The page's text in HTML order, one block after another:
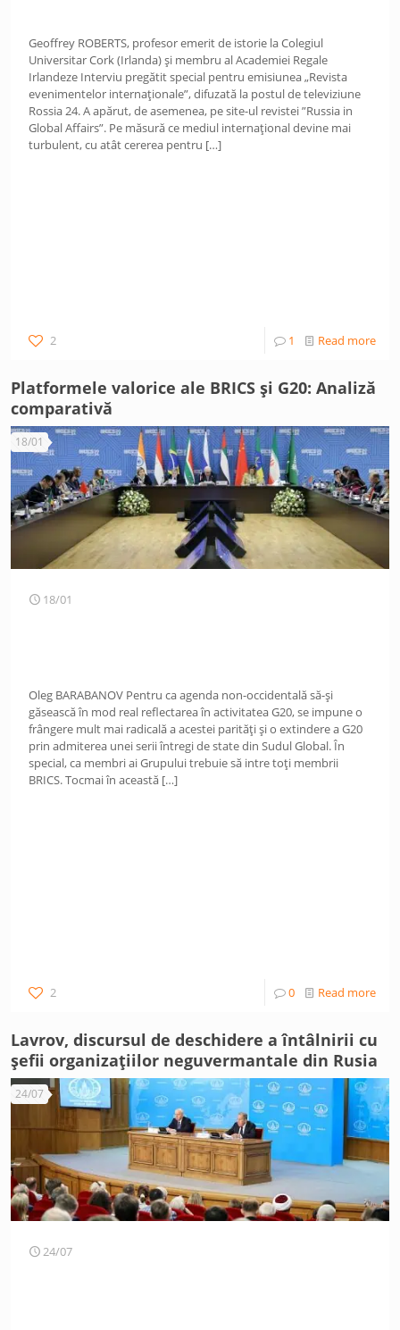
Geoffrey ROBERTS, profesor emerit de istorie la Colegiul
Universitar Cork (Irlanda) și membru al Academiei Regale
Irlandeze Interviu pregătit special pentru emisiunea „Revista
evenimentelor internaționale”, difuzată la postul de televiziune
Rossia 24. A apărut, de asemenea, pe site-ul revistei ”Russia in
Global Affairs”. Pe măsură ce mediul internațional devine mai
turbulent, cu atât cererea pentru […]
2 1 Read more
Platformele valorice ale BRICS și G20: Analiză
comparativă
18/01
18/01
Oleg BARABANOV Pentru ca agenda non-occidentală să-și
găsească în mod real reflectarea în activitatea G20, se impune o
frângere mult mai radicală a acestei parități și o extindere a G20
prin admiterea unei serii întregi de state din Sudul Global. În
special, ca membri ai Grupului trebuie să intre toți membrii
BRICS. Tocmai în această […]
2 0 Read more
Lavrov, discursul de deschidere a întâlnirii cu
șefii organizațiilor neguvermantale din Rusia
24/07
24/07